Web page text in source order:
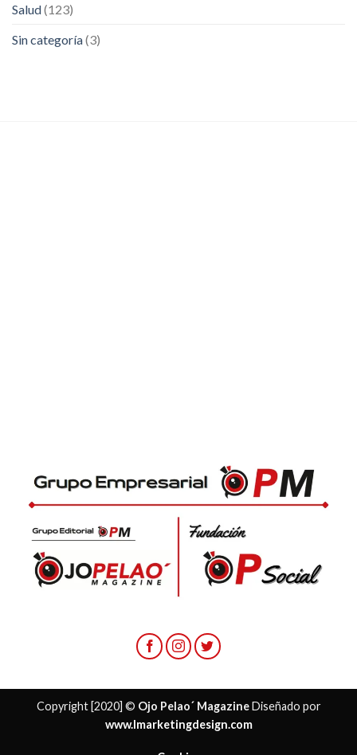
Salud(123)
Sin categoría(3)
Copyright [2020] © Ojo Pelao´ MagazineDiseñado por
www.lmarketingdesign.com